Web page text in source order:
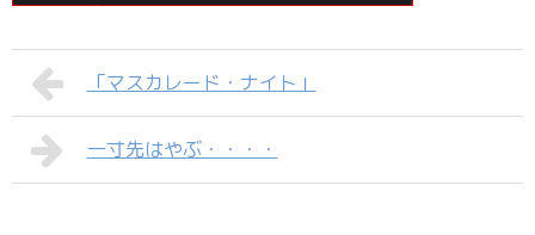
「マスカレード・ナイト」
一寸先はやぶ・・・・